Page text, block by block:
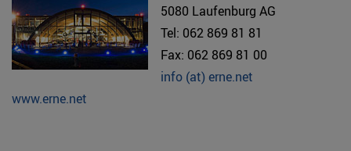
5080 Laufenburg AG
Tel: 062 869 81 81
Fax: 062 869 81 00
info (at) erne.net
www.erne.net